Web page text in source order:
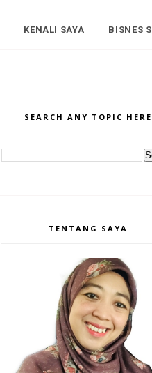
KENALI SAYA BISNES
SEARCH ANY TOPIC HERE
TENTANG SAYA